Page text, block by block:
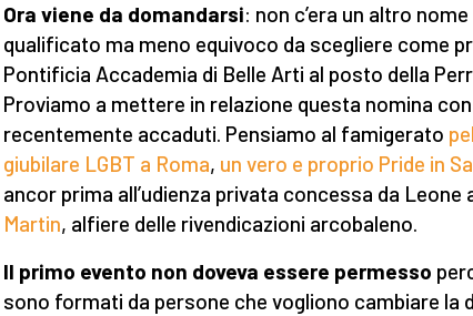
Ora viene da domandarsi: non c’era un altro
qualificato ma meno equivoco da scegliere come
Pontificia Accademia di Belle Arti al posto della
Proviamo a mettere in relazione questa nomina
recentemente accaduti. Pensiamo al famigerato
giubilare LGBT a Roma, un vero e proprio Pride in
ancor prima all’udienza privata concessa da Leone
Martin, alfiere delle rivendicazioni arcobaleno.
Il primo evento non doveva essere permesso
sono formati da persone che vogliono cambiare la